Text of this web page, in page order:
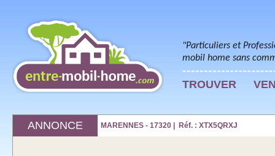
"Particuliers et
mobil home sans
TROUVER
ANNONCE MARENNES - 17320 | Réf. : XTX5QRXJ